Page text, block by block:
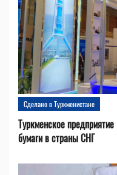
Сделано в Туркменистане
Туркменское
бумаги в страны СНГ